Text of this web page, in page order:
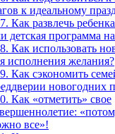
к идеальному
Как развлечь
детская программа
Как использовать
исполнения желания?
Как сэкономить
новогодних
Как «отметить» свое
все»!